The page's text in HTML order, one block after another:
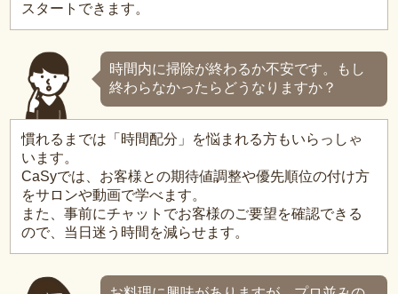
スタートできます。
時間内に掃除が終わるか不安です。もし
終わらなかったらどうなりますか？
慣れるまでは「時間配分」を悩まれる方もいらっしゃ
います。
CaSyでは、お客様との期待値調整や優先順位の付け方
をサロンや動画で学べます。
また、事前にチャットでお客様のご要望を確認できる
ので、当日迷う時間を減らせます。